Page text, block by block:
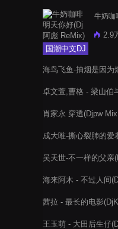
国潮中文DJ
牛奶咖
2.9
海鸟飞鱼-抽烟是因为
卓文萱,曹格 - 梁山伯
肖家永 穿透(Djpw
成大唯-撕心裂肺的爱
吴天世-不一样的父亲
海来阿木 - 不过人间
茜拉 - 最长的电影
王玉萌 - 大田后生仔